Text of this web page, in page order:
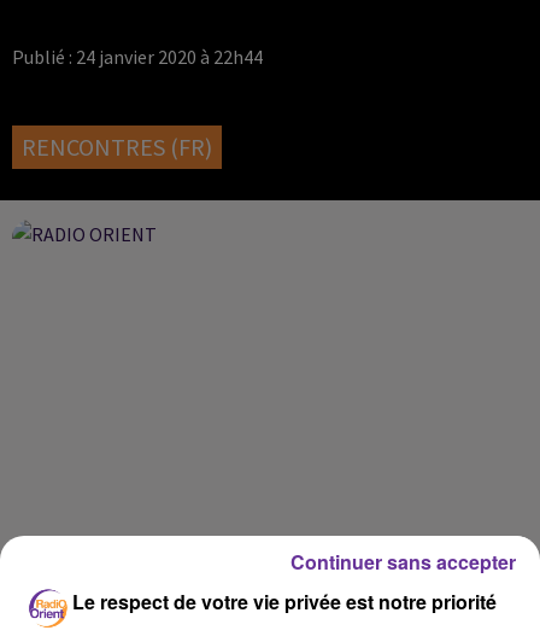
Publié : 24 janvier 2020 à 22h44
RENCONTRES (FR)
Le respect de votre vie privée est notre priorité
Continuer sans accepter